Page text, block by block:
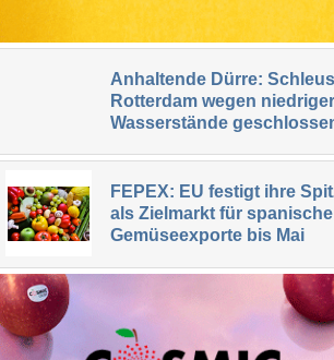
Anhaltende Dürre:
Rotterdam wegen niedriger
Wasserstände
FEPEX: EU festigt ihre
als Zielmarkt für
Gemüseexporte bis Mai